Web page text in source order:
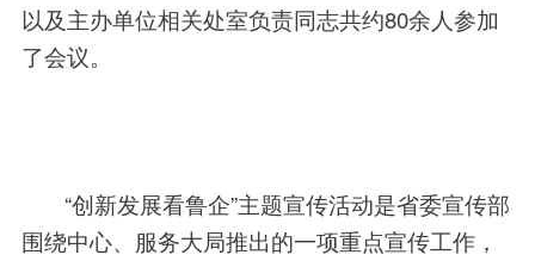
以及主办单位相关处室负责同志共约80余人参加
了会议。
“创新发展看鲁企”主题宣传活动是省委宣传部
围绕中心、服务大局推出的一项重点宣传工作，